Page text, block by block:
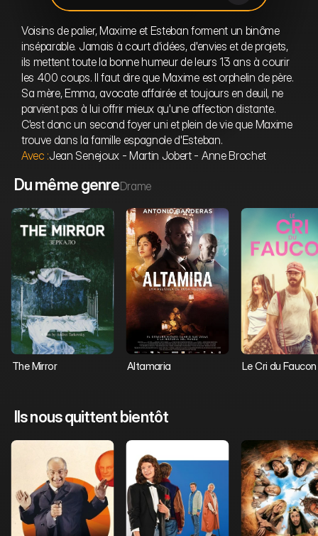
Avec :Jean Senejoux - Martin Jobert - Anne Brochet
Voisins de palier, Maxime et Esteban forment un binôme
inséparable. Jamais à court d'idées, d'envies et de projets,
ils mettent toute la bonne humeur de leurs 13 ans à courir
les 400 coups. Il faut dire que Maxime est orphelin de père.
Sa mère, Emma, avocate affairée et toujours en deuil, ne
parvient pas à lui offrir mieux qu'une affection distante.
C'est donc un second foyer uni et plein de vie que Maxime
trouve dans la famille espagnole d'Esteban.
Du même genreDrame
The Mirror Altamaria Le Cri du Faucon
Ils nous quittent bientôt